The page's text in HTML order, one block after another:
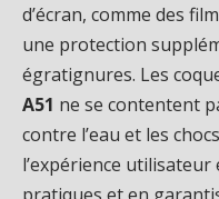
d’écran, comme des
une protection
égratignures. Les
A51 ne se contentent
contre l’eau et les
l’expérience